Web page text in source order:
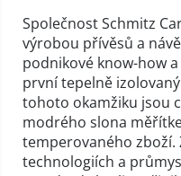
Společnost Schmitz
výrobou přívěsů a
podnikové know-how
první tepelně
tohoto okamžiku jsou
modrého slona
temperovaného zboží.
technologiích a